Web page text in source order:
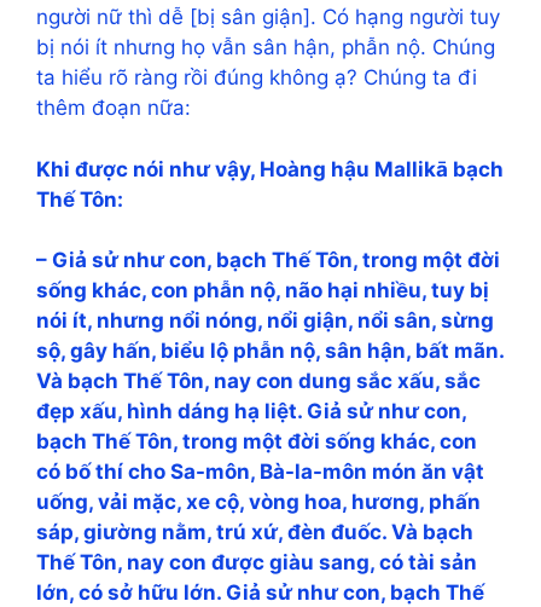
người nữ thì dễ [bị sân giận]. Có hạng người tuy
bị nói ít nhưng họ vẫn sân hận, phẫn nộ. Chúng
ta hiểu rõ ràng rồi đúng không ạ? Chúng ta đi
thêm đoạn nữa:
Khi được nói như vậy, Hoàng hậu Mallikā bạch
Thế Tôn:
– Giả sử như con, bạch Thế Tôn, trong một đời
sống khác, con phẫn nộ, não hại nhiều, tuy bị
nói ít, nhưng nổi nóng, nổi giận, nổi sân, sừng
sộ, gây hấn, biểu lộ phẫn nộ, sân hận, bất mãn.
Và bạch Thế Tôn, nay con dung sắc xấu, sắc
đẹp xấu, hình dáng hạ liệt. Giả sử như con,
bạch Thế Tôn, trong một đời sống khác, con
có bố thí cho Sa-môn, Bà-la-môn món ăn vật
uống, vải mặc, xe cộ, vòng hoa, hương, phấn
sáp, giường nằm, trú xứ, đèn đuốc. Và bạch
Thế Tôn, nay con được giàu sang, có tài sản
lớn, có sở hữu lớn. Giả sử như con, bạch Thế